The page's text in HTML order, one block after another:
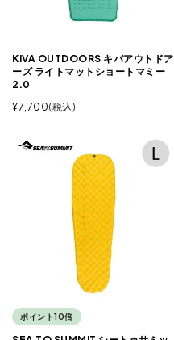
KIVA OUTDOORS キバアウトドア
ーズ ライトマットショートマミー
2.0
¥7,700 税込
ポイント10倍